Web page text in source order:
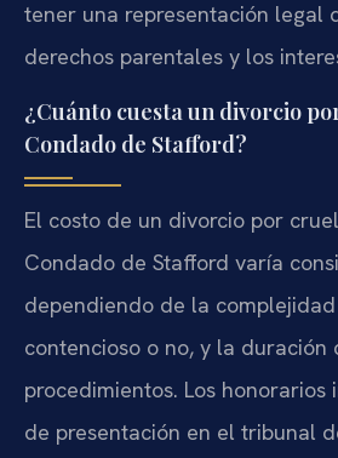
tener una representación legal
derechos parentales y los
¿Cuánto cuesta un divorcio
Condado de Stafford?
El costo de un divorcio por
Condado de Stafford varía
dependiendo de la
contencioso o no, y la duración
procedimientos. Los honorarios
de presentación en el tribunal